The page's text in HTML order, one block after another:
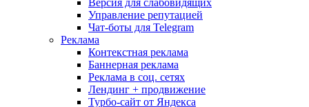
Версия для слабовидящих
Управление репутацией
Чат-боты для Telegram
Реклама
Контекстная реклама
Баннерная реклама
Реклама в соц. сетях
Лендинг + продвижение
Турбо-сайт от Яндекса